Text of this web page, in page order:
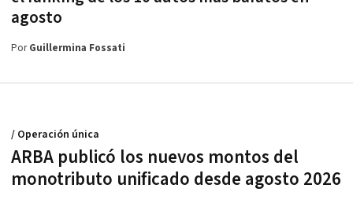
agosto
PorGuillermina Fossati
ARBA publicó los nuevos montos del
monotributo unificado desde agosto 2026
/ Operación única